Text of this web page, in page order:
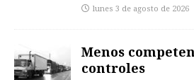
lunes 3 de agosto de 2026
Menos
controles